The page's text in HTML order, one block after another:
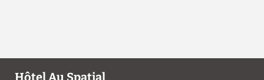
Hôtel Au Spatial